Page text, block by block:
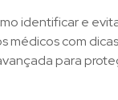
identificar e
médicos com
para